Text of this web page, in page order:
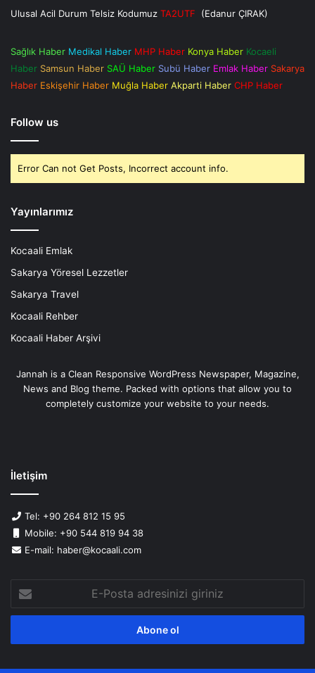
Ulusal Acil Durum Telsiz Kodumuz TA2UTF (Edanur ÇIRAK)
Sağlık Haber Medikal Haber MHP Haber Konya Haber Kocaeli
Haber Samsun Haber SAÜ Haber Subü Haber Emlak Haber Sakarya
Haber Eskişehir Haber Muğla Haber Akparti Haber CHP Haber
Follow us
Error Can not Get Posts, Incorrect account info.
Yayınlarımız
Kocaali Emlak
Sakarya Yöresel Lezzetler
Sakarya Travel
Kocaali Rehber
Kocaali Haber Arşivi
Jannah is a Clean Responsive WordPress Newspaper, Magazine,
News and Blog theme. Packed with options that allow you to
completely customize your website to your needs.
İletişim
Tel: +90 264 812 15 95
Mobile: +90 544 819 94 38
E-mail: haber@kocaali.com
Posta
adresinizi